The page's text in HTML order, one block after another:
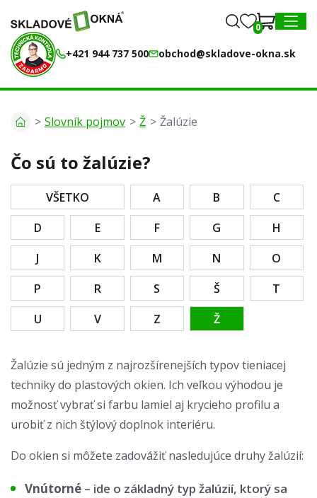
0
+421 944 737 500 obchod@skladove-okna.sk
0
Slovník pojmov Ž Žalúzie
Čo sú to žalúzie?
VŠETKO A B
C
D
E F G
H
J
K M N
O
P
R S Š
T
U
V Z Ž
Žalúzie sú jedným z najrozšírenejších typov tieniacej
techniky do plastových okien. Ich veľkou výhodou je
možnosť vybrať si farbu lamiel aj krycieho profilu a
urobiť z nich štýlový doplnok interiéru.
Do okien si môžete zadovážiť nasledujúce druhy žalúzií:
Vnútorné –⁠ ide o základný typ žalúzií, ktorý sa